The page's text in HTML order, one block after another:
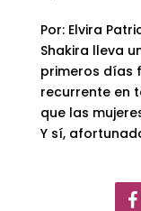
Por: Elvira
Shakira lleva
primeros días
recurrente en
que las
Y sí,